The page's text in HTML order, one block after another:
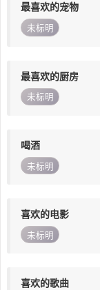
最喜欢的宠物
未标明
最喜欢的厨房
未标明
喝酒
未标明
喜欢的电影
未标明
喜欢的歌曲